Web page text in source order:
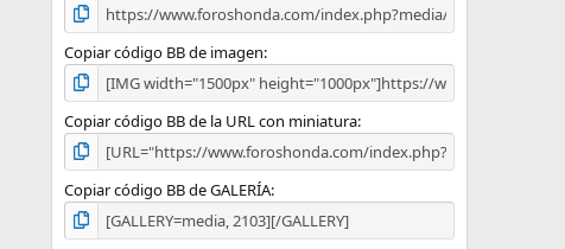
Copiar código BB de imagen
Copiar código BB de la URL con miniatura
Copiar código BB de GALERÍA